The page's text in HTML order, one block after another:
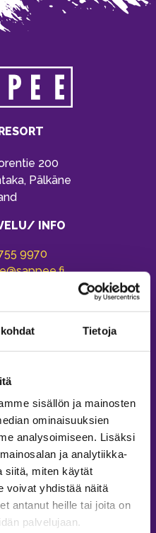
Tietoja
sisällön ja mainosten
ominaisuuksien
analysoimiseen. Lisäksi
ja analytiikka-
siitä, miten käytät
voivat yhdistää näitä
antanut heille tai joita on
palvelujaan.
200
Pälkäne
INFO
9970